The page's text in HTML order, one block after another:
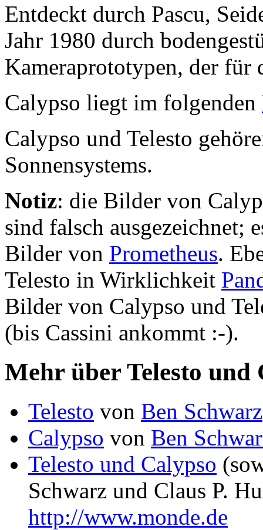
Entdeckt durch Pascu,
Jahr 1980 durch
Kameraprototypen, der für
Calypso liegt im folgenden
Calypso und Telesto
Sonnensystems.
Notiz: die Bilder von
sind falsch ausgezeichnet;
Bilder von Prometheus.
Telesto in Wirklichkeit
Bilder von Calypso und
(bis Cassini ankommt :-).
Mehr über Telesto und
Telesto von Ben Schwarz
Calypso von Ben
Telesto und Calypso
Schwarz und Claus P.
http://www.monde.de